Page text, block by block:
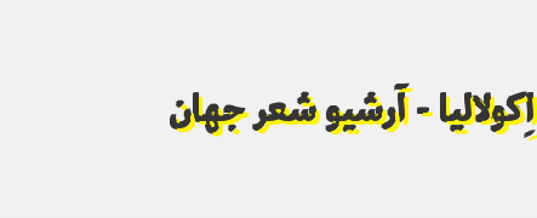
اِکولالیا - آرشیو شعر جهان